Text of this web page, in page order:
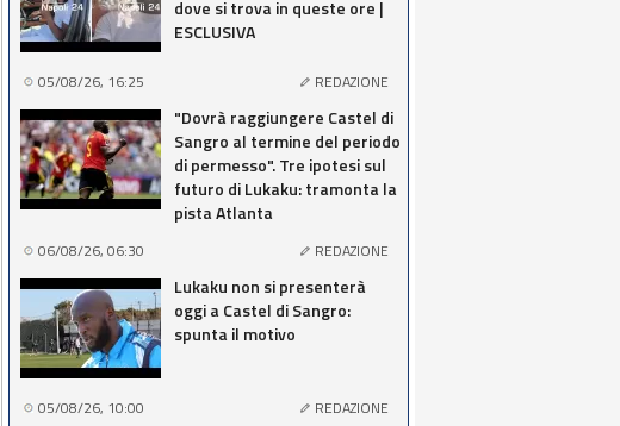
dove si trova in queste ore |
ESCLUSIVA
05/08/26, 16:25 REDAZIONE
"Dovrà raggiungere Castel di
Sangro al termine del periodo
di permesso". Tre ipotesi sul
futuro di Lukaku: tramonta la
pista Atlanta
06/08/26, 06:30 REDAZIONE
Lukaku non si presenterà
oggi a Castel di Sangro:
spunta il motivo
05/08/26, 10:00 REDAZIONE